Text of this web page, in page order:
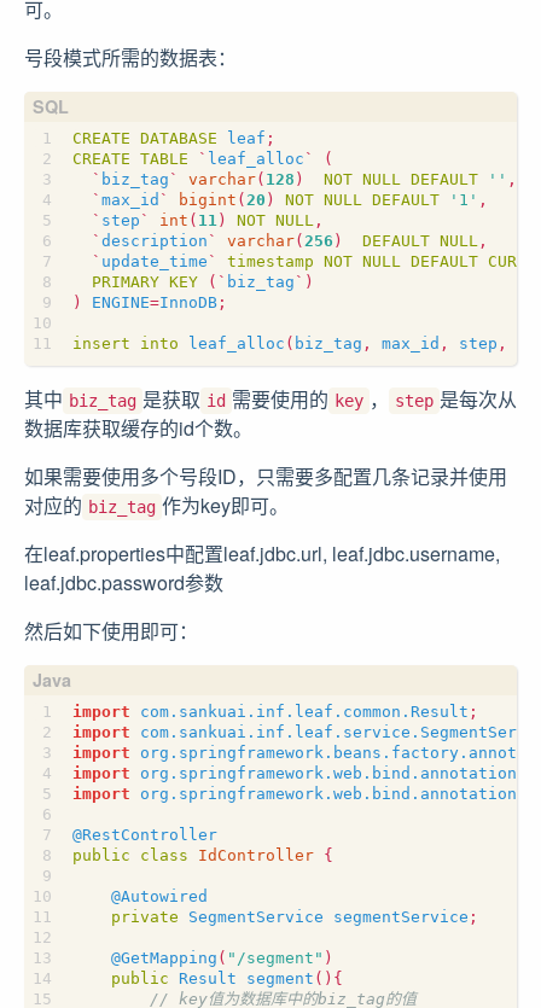
可。
号段模式所需的数据表：
CREATE DATABASE leaf ;
CREATE TABLE ` leaf_alloc `
(
` biz_tag ` varchar( 128 ) NOT NULL DEFAULT '' ,
` max_id ` bigint ( 20 ) NOT NULL DEFAULT '1' ,
` step ` int ( 11 ) NOT NULL ,
` description ` varchar( 256 ) DEFAULT NULL ,
` update_time ` timestamp NOT NULL DEFAULT
PRIMARY KEY ( ` biz_tag ` )
)
ENGINE=InnoDB ;
insert into leaf_alloc ( biz_tag , max_id , step ,
其中 biz_tag 是获取 id 需要使用的 key ， step 是每次从
数据库获取缓存的id个数。
如果需要使用多个号段ID，只需要多配置几条记录并使用
对应的 biz_tag 作为key即可。
在leaf.properties中配置leaf.jdbc.url, leaf.jdbc.username,
leaf.jdbc.password参数
然后如下使用即可：
import com.sankuai.inf.leaf.common.Result ;
import
import
import
import
@RestController
public
class IdController {
@Autowired
private
SegmentService segmentService ;
@GetMapping ( "/segment" )
public
Result segment (){